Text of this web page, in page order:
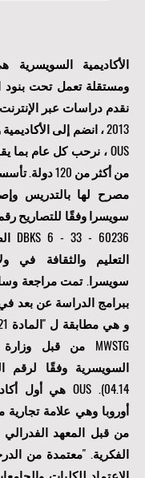
الأكاديمية
ومستقلة تعمل تحت بنود
نقدم دراسات عبر
2013 ، انضم إلى
مصرح لها بالتدريس
DBKS
6 - 33 - 60236
التعليم والثقافة في
سويسرا. تمت مراجعة
ببرامج الدراسة عن بعد في
ارسل